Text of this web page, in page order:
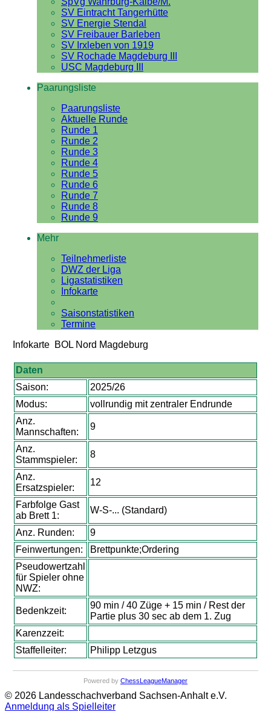
SV Eintracht Tangerhütte
SV Energie Stendal
SV Freibauer Barleben
SV Irxleben von 1919
SV Rochade Magdeburg III
USC Magdeburg III
Paarungsliste
Paarungsliste
Aktuelle Runde
Runde 1
Runde 2
Runde 3
Runde 4
Runde 5
Runde 6
Runde 7
Runde 8
Runde 9
Mehr
Teilnehmerliste
DWZ der Liga
Ligastatistiken
Infokarte
Saisonstatistiken
Termine
Infokarte BOL Nord Magdeburg
Daten
Saison:
2025/26
Modus:
vollrundig mit zentraler Endrunde
Anz.
Mannschaften:
9
Anz.
Stammspieler:
8
Anz.
Ersatzspieler:
12
Farbfolge Gast
ab Brett 1:
W-S-... (Standard)
Anz. Runden:
9
Feinwertungen:
Brettpunkte;Ordering
Pseudowertzahl
für Spieler ohne
NWZ:
Bedenkzeit:
90 min / 40 Züge + 15 min / Rest der
Partie plus 30 sec ab dem 1. Zug
Karenzzeit:
Staffelleiter:
Philipp Letzgus
Powered by ChessLeagueManager
© 2026 Landesschachverband Sachsen-Anhalt e.V.
Anmeldung als Spielleiter